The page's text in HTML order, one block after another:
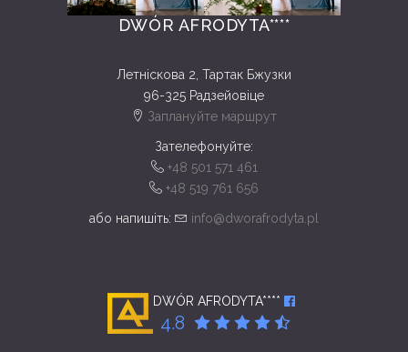
DWÓR AFRODYTA****
Летніскова 2, Тартак Бжузки
96-325 Радзейовіце
Заплануйте маршрут
Зателефонуйте:
+48 501 571 461
+48 519 761 656
або напишіть: info@dworafrodyta.pl
DWÓR AFRODYTA****
4.8